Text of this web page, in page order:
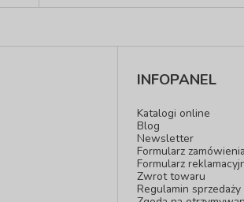
INFOPANEL
Katalogi online
Blog
Newsletter
Formularz zamówienia
Formularz
Zwrot towaru
Regulamin sprzedaży